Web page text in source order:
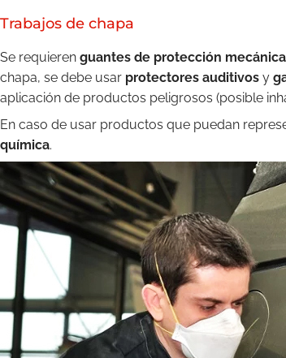
Trabajos de chapa
Se requieren guantes de protección mecánica
chapa, se debe usar protectores auditivos y
aplicación de productos peligrosos (posible
En caso de usar productos que puedan
química.